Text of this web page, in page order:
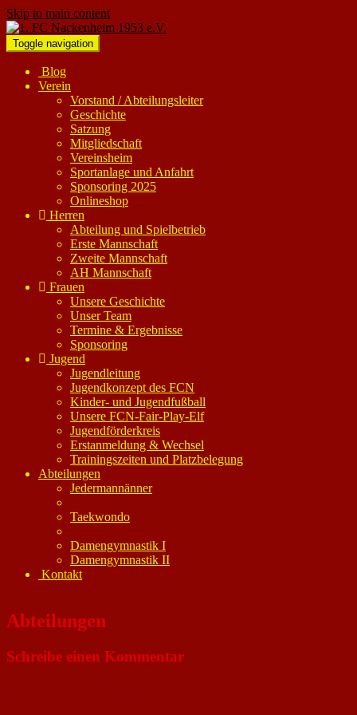
Skip to main content
Toggle navigation
Blog
Verein
Vorstand / Abteilungsleiter
Geschichte
Satzung
Mitgliedschaft
Vereinsheim
Sportanlage und Anfahrt
Sponsoring 2025
Onlineshop
Herren
Abteilung und Spielbetrieb
Erste Mannschaft
Zweite Mannschaft
AH Mannschaft
Frauen
Unsere Geschichte
Unser Team
Termine & Ergebnisse
Sponsoring
Jugend
Jugendleitung
Jugendkonzept des FCN
Kinder- und Jugendfußball
Unsere FCN-Fair-Play-Elf
Jugendförderkreis
Erstanmeldung & Wechsel
Trainingszeiten und Platzbelegung
Abteilungen
Jedermannänner
Taekwondo
Damengymnastik I
Damengymnastik II
Kontakt
Abteilungen
Schreibe einen Kommentar